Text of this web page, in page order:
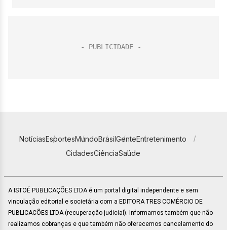
NotíciasEsportesMundoBrasilGenteEntretenimento
CidadesCiênciaSaúde
A ISTOÉ PUBLICAÇÕES LTDA é um portal digital independente e sem
vinculação editorial e societária com a EDITORA TRES COMÉRCIO DE
PUBLICACÕES LTDA (recuperação judicial). Informamos também que não
realizamos cobranças e que também não oferecemos cancelamento do